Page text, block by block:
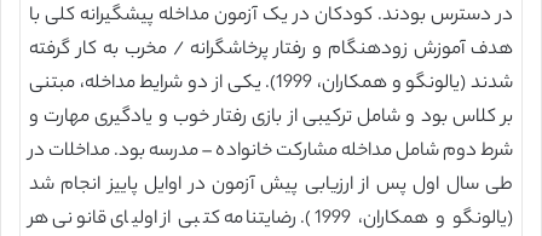
در دسترس بودند. کودکان در یک آزمون مداخله پیشگیرانه کلی با
هدف آموزش زودهنگام و رفتار پرخاشگرانه / مخرب به کار گرفته
شدند (یالونگو و همکاران، 1999). یکی از دو شرایط مداخله، مبتنی
بر کلاس بود و شامل ترکیبی از بازی رفتار خوب و یادگیری مهارت و
شرط دوم شامل مداخله مشارکت خانواده – مدرسه بود. مداخلات در
طی سال اول پس از ارزیابی پیش آزمون در اوایل پاییز انجام شد
(یالونگو و همکاران، 1999). رضایتنامه کتبی از اولیای قانونی هر